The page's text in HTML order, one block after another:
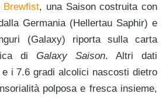
Brewfist, una Saison costruita con
Germania (Hellertau Saphir) e
(Galaxy) riporta sulla carta
di Galaxy Saison. Altri dati
i 7.6 gradi alcolici nascosti dietro
polposa e fresca insieme,